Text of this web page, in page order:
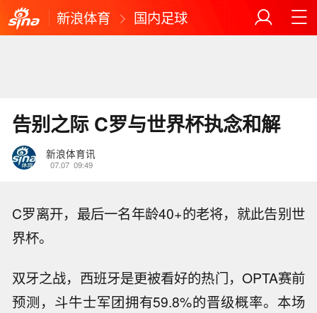
新浪体育 国内足球
告别之际 C罗与世界杯执念和解
新浪体育讯
07.07 09:49
C罗离开，最后一名年龄40+的老将，就此告别世
界杯。
双牙之战，西班牙是更被看好的热门，OPTA赛前
预测，斗牛士军团拥有59.8%的晋级概率。本场